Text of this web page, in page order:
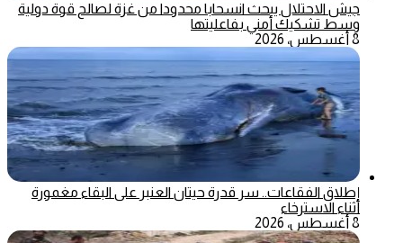
جيش الاحتلال يبحث انسحابا محدودا من غزة لصالح قوة دولية
وسط تشكيك أمني بفاعليتها
8 أغسطس، 2026
إطلاق الفقاعات.. سر قدرة حيتان العنبر على البقاء مغمورة
أثناء الاسترخاء
8 أغسطس، 2026